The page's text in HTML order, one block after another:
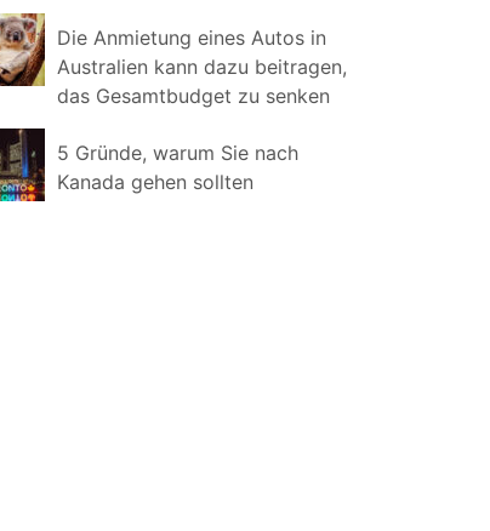
Die Anmietung eines Autos in
Australien kann dazu beitragen,
das Gesamtbudget zu senken
5 Gründe, warum Sie nach
Kanada gehen sollten